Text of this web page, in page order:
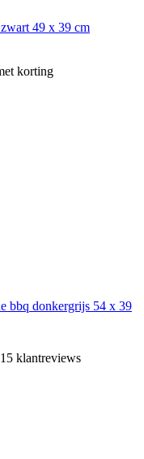
49 x 39 cm
korting
bbq donkergrijs 54 x 39
klantreviews